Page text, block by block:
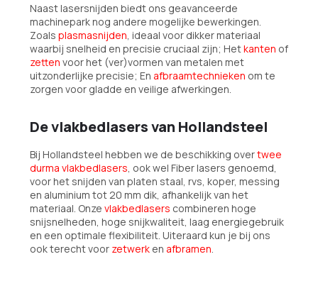
Naast lasersnijden biedt ons geavanceerde
machinepark nog andere mogelijke bewerkingen.
Zoals plasmasnijden , ideaal voor dikker materiaal
waarbij snelheid en precisie cruciaal zijn; Hetkanten of
zetten voor het (ver)vormen van metalen met
uitzonderlijke precisie; En afbraamtechnieken om te
zorgen voor gladde en veilige afwerkingen.
De vlakbedlasers van Hollandsteel
Bij Hollandsteel hebben we de beschikking overtwee
durma vlakbedlasers , ook wel Fiber lasers genoemd,
voor het snijden van platen staal, rvs, koper, messing
en aluminium tot 20 mm dik, afhankelijk van het
materiaal. Onze vlakbedlasers combineren hoge
snijsnelheden, hoge snijkwaliteit, laag energiegebruik
en een optimale flexibiliteit. Uiteraard kun je bij ons
ook terecht voor zetwerk en afbramen